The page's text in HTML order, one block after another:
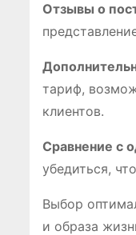
Отзывы о
тариф,
клиентов.
Сравнение с
убедиться,
Выбор
и образа